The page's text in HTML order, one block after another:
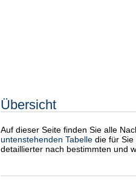
Übersicht
Auf dieser Seite finden Sie alle
untenstehenden Tabelle die für
detaillierter nach bestimmten und